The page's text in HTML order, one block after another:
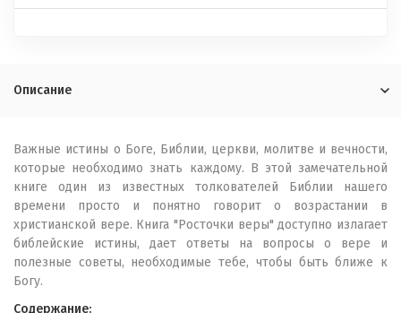
Описание
Важные истины о Боге, Библии, церкви, молитве и вечности,
которые необходимо знать каждому. В этой замечательной
книге один из известных толкователей Библии нашего
времени просто и понятно говорит о возрастании в
христианской вере. Книга "Росточки веры" доступно излагает
библейские истины, дает ответы на вопросы о вере и
полезные советы, необходимые тебе, чтобы быть ближе к
Богу.
Содержание: